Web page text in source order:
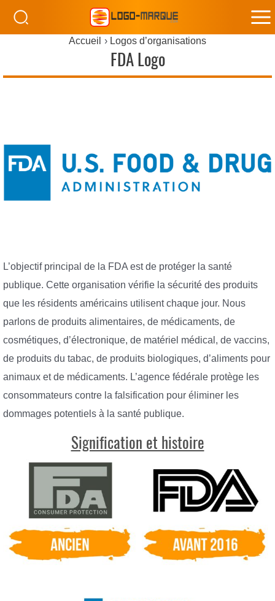
Accueil Logos d’organisations
FDA Logo
L’objectif principal de la FDA est de protéger la santé
publique. Cette organisation vérifie la sécurité des produits
que les résidents américains utilisent chaque jour. Nous
parlons de produits alimentaires, de médicaments, de
cosmétiques, d’électronique, de matériel médical, de vaccins,
de produits du tabac, de produits biologiques, d’aliments pour
animaux et de médicaments. L’agence fédérale protège les
consommateurs contre la falsification pour éliminer les
dommages potentiels à la santé publique.
Signification et histoire